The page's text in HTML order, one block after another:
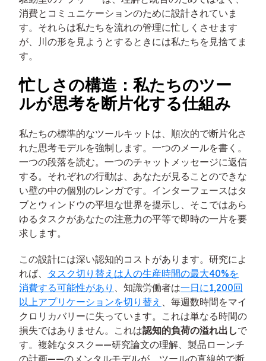
消費とコミュニケーションのために設計されていま
す。それらは私たちを流れの管理に忙しくさせます
が、川の形を見ようとするときには私たちを見捨てま
す。
忙しさの構造：私たちのツー
ルが思考を断片化する仕組み
私たちの標準的なツールキットは、順次的で断片化さ
れた思考モデルを強制します。一つのメールを書く。
一つの段落を読む。一つのチャットメッセージに返信
する。それぞれの行動は、あなたが見ることのできな
い壁の中の個別のレンガです。インターフェースはタ
ブとウィンドウの平坦な世界を提示し、そこではあら
ゆるタスクがあなたの注意力の平等で即時の一片を要
求します。
この設計には深い認知的コストがあります。研究によ
れば、 タスク切り替えは人の生産時間の最大40%を
消費する可能性があり
、知識労働者は一日に1,200回
以上アプリケーションを切り替え
、毎週数時間をマイ
クロリカバリーに失っています。これは単なる時間の
損失ではありません。これは認知的負荷の溢れ出しで
す。複雑なタスク——研究論文の理解、製品ローンチ
の計画——のメンタルモデルが、ツールの直線的で断